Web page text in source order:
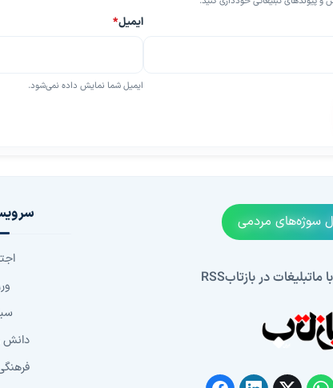
ایمیل*
ایمیل شما نمایش داده نمی‌شود.
سوژه‌های مردمی
ماتبلیغات در بازتابRSS
دانش